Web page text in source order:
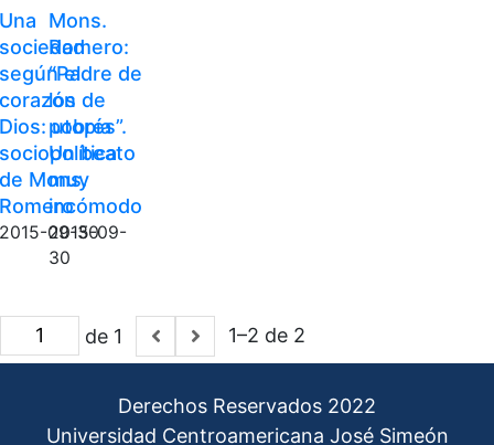
Una
sociedad
según el
corazón de
Dios: utopía
sociopolítica
de Mons.
Romero
2015-09-30
Mons.
Romero:
“Padre de
los
pobres”.
Un beato
muy
incómodo
2015-09-
30
de 1 1–2 de 2
Derechos Reservados 2022
Universidad Centroamericana José Simeón